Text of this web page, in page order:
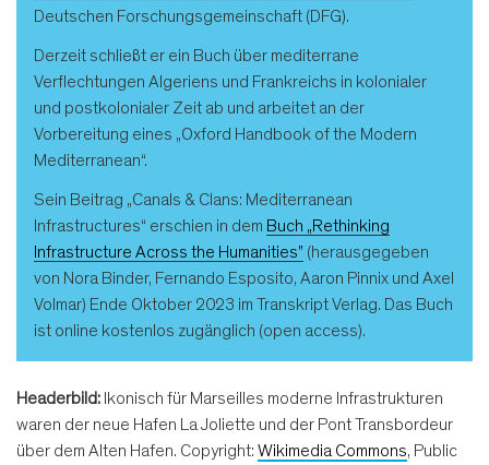
Deutschen Forschungsgemeinschaft (DFG).
Derzeit schließt er ein Buch über mediterrane
Verflechtungen Algeriens und Frankreichs in kolonialer
und postkolonialer Zeit ab und arbeitet an der
Vorbereitung eines „Oxford Handbook of the Modern
Mediterranean“.
Sein Beitrag „Canals & Clans: Mediterranean
Infrastructures“ erschien in dem Buch „Rethinking
Infrastructure Across the Humanities” (herausgegeben
von Nora Binder, Fernando Esposito, Aaron Pinnix und Axel
Volmar) Ende Oktober 2023 im Transkript Verlag. Das Buch
ist online kostenlos zugänglich (open access).
Headerbild: Ikonisch für Marseilles moderne Infrastrukturen
waren der neue Hafen La Joliette und der Pont Transbordeur
über dem Alten Hafen. Copyright: Wikimedia Commons, Public